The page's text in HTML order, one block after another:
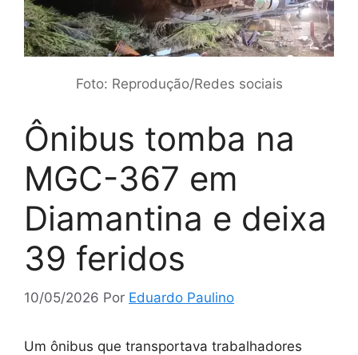
Foto: Reprodução/Redes sociais
Ônibus tomba na
MGC-367 em
Diamantina e deixa
39 feridos
10/05/2026 Por Eduardo Paulino
Um ônibus que transportava trabalhadores